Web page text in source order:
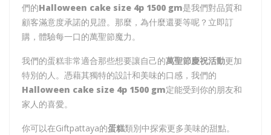
們的Halloween cake size 4p 1500 gm是我們對品質和
顧客滿意度承諾的見證。那麼，為什麼還要等呢？立即訂
購，體驗每一口的萬聖節魔力。
我們的蛋糕非常適合那些想要讓自己的萬聖節慶祝活動更加
特別的人。憑藉其獨特的設計和美味的口感，我們的
Halloween cake size 4p 1500 gm定能受到你的朋友和
家人的喜愛。
你可以在Giftpattaya的蛋糕類別中探索更多美味的甜點。